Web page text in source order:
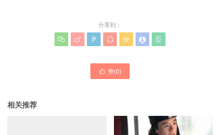
分享到：
      
 赞(0)
相关推荐